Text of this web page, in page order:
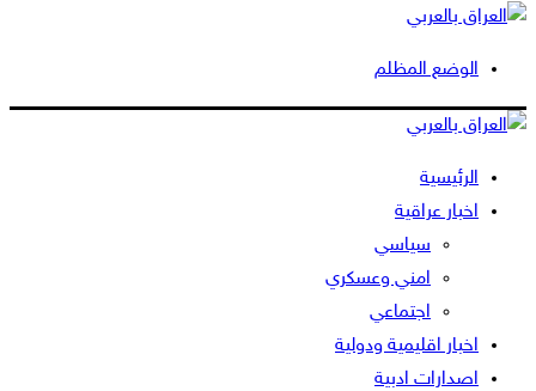
الوضع المظلم
الرئيسية
اخبار عراقية
سياسي
امني وعسكري
اجتماعي
اخبار اقليمية ودولية
اصدارات ادبية